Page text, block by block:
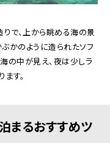
で、上から眺める海の景
かのように造られたソフ
の中が見え、夜は少しラ
す。
まるおすすめツ